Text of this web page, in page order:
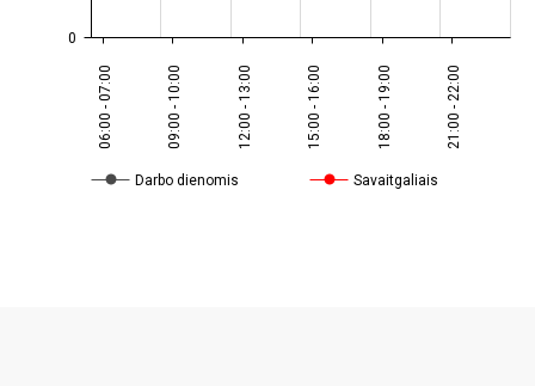
06:00 - 07:00 09:00 - 10:00 12:00 - 13:00 15:00 - 16:00 18:00 - 19:00 21:00 - 22:00
0
Darbo dienomis Savaitgaliais